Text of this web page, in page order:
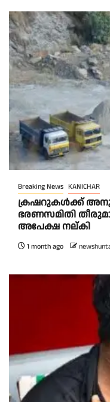
Breaking News KANICHAR
ക്രഷറുകൾക്ക്
ഭരണസമിതി
അപേക്ഷ നല്കി
1 month ago